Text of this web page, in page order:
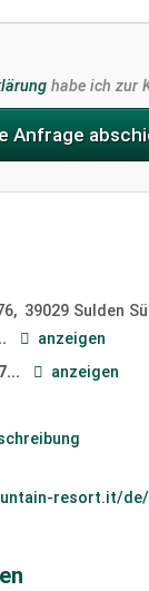
habe ich zur
Anfrage
39029 Sulden
anzeigen
anzeigen
resort.it/de/